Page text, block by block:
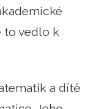
to vedlo k
a dítě